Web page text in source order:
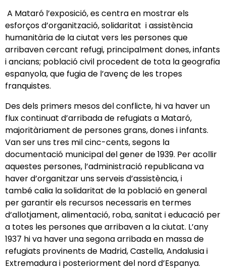
A Mataró l’exposició, es centra en mostrar els
esforços d’organització, solidaritat i assistència
humanitària de la ciutat vers les persones que
arribaven cercant refugi, principalment dones, infants
i ancians; població civil procedent de tota la geografia
espanyola, que fugia de l’avenç de les tropes
franquistes.
Des dels primers mesos del conflicte, hi va haver un
flux continuat d’arribada de refugiats a Mataró,
majoritàriament de persones grans, dones i infants.
Van ser uns tres mil cinc-cents, segons la
documentació municipal del gener de 1939. Per acollir
aquestes persones, l’administració republicana va
haver d’organitzar uns serveis d’assistència, i
també calia la solidaritat de la població en general
per garantir els recursos necessaris en termes
d’allotjament, alimentació, roba, sanitat i educació per
a totes les persones que arribaven a la ciutat. L’any
1937 hi va haver una segona arribada en massa de
refugiats provinents de Madrid, Castella, Andalusia i
Extremadura i posteriorment del nord d’Espanya.